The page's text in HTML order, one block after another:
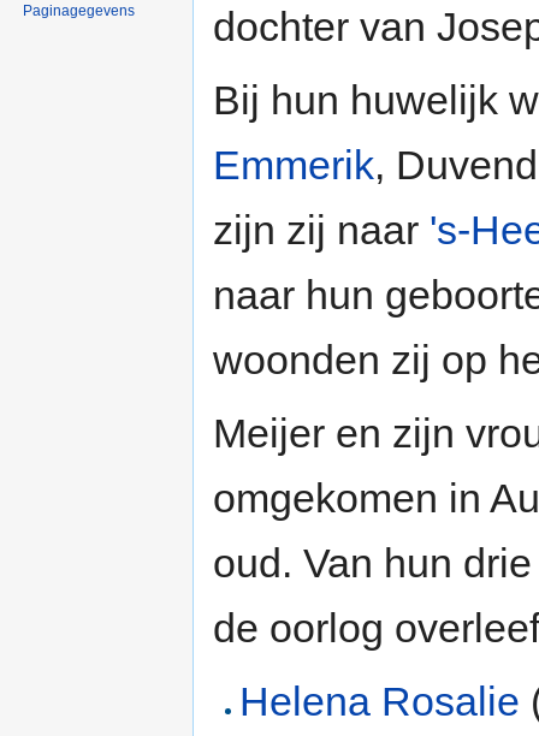
dochter van
Bij hun huwelijk
Emmerik,
zijn zij naar 's-
naar hun
woonden zij op
Meijer en zijn
omgekomen in
oud. Van hun
de oorlog
Helena Rosalie
Paginagegevens